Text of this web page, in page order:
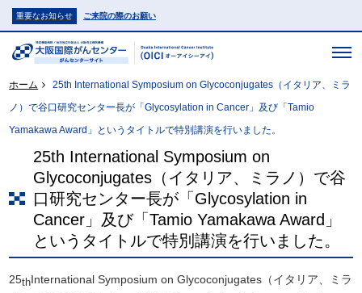
重要なお知らせ ご来院の際のお願い
ホーム
25th International Symposium on Glycoconjugates（イタリア、ミラ
ノ）で谷口研究センター長が「Glycosylation in Cancer」及び「Tamio
Yamakawa Award」というタイトルで特別講演を行いました。
25th International Symposium on
Glycoconjugates（イタリア、ミラノ）で谷
口研究センター長が「Glycosylation in
Cancer」及び「Tamio Yamakawa Award」
というタイトルで特別講演を行いました。
25thInternational Symposium on Glycoconjugates（イタリア、ミラ